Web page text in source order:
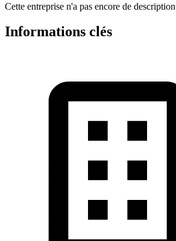
Cette entreprise n'a pas encore de description
Informations clés